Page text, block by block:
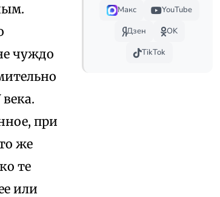
чуждо
при
же
те
или
Макс
YouTube
Дзен
OK
TikTok